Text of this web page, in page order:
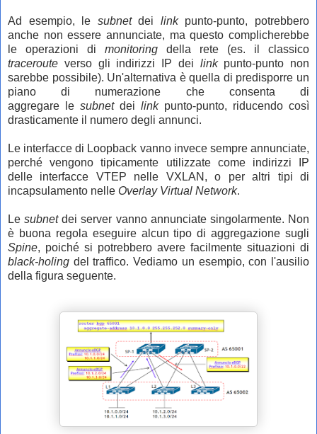
Ad esempio, le subnetdei link punto-punto, potrebbero
anche non essere annunciate, ma questo complicherebbe
le operazioni di monitoring della rete (es. il classico
traceroute verso gli indirizzi IP dei link punto-punto non
sarebbe possibile). Un'alternativa è quella di predisporre un
piano di numerazione che consenta di
aggregare
le subnet dei link punto-punto, riducendo così
drasticamente il numero degli annunci.
Le interfacce di Loopback vanno invece sempre annunciate,
perché vengono tipicamente utilizzate come indirizzi IP
delle interfacce VTEP nelle VXLAN, o per altri tipi di
incapsulamento nelle Overlay Virtual Network.
Lesubnetdei server vanno annunciate singolarmente. Non
è buona regola eseguire alcun tipo di aggregazione sugli
Spine, poiché si potrebbero avere facilmente situazioni di
black-holing del traffico. Vediamo un esempio, con l'ausilio
della figura seguente.